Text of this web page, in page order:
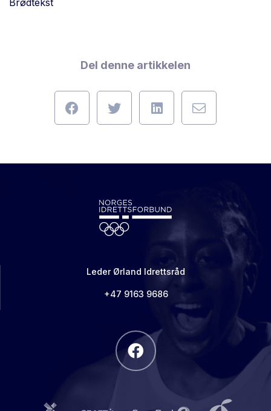
Del denne artikkelen
Leder Ørland Idrettsråd
+47 9163 9686